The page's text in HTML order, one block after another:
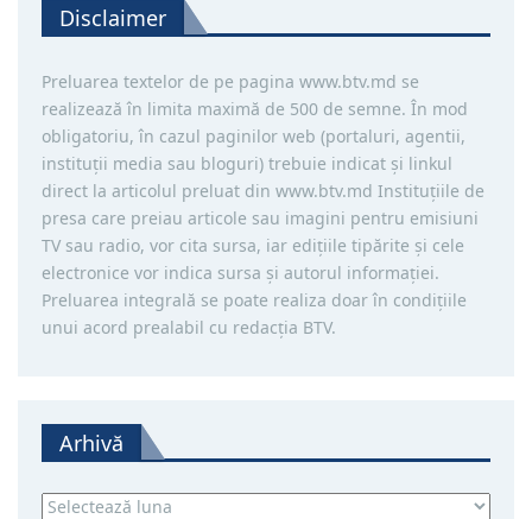
Disclaimer
Preluarea textelor de pe pagina www.btv.md se
realizează în limita maximă de 500 de semne. În mod
obligatoriu, în cazul paginilor web (portaluri, agentii,
instituţii media sau bloguri) trebuie indicat şi linkul
direct la articolul preluat din www.btv.md Instituţiile de
presa care preiau articole sau imagini pentru emisiuni
TV sau radio, vor cita sursa, iar ediţiile tipărite și cele
electronice vor indica sursa şi autorul informaţiei.
Preluarea integrală se poate realiza doar în condiţiile
unui acord prealabil cu redacţia BTV.
Arhivă
Arhivă